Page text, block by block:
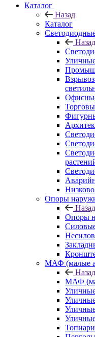
Каталог
Назад
Каталог
Назад
Опоры
Назад
Опоры
МАФ (малые
Назад
МАФ